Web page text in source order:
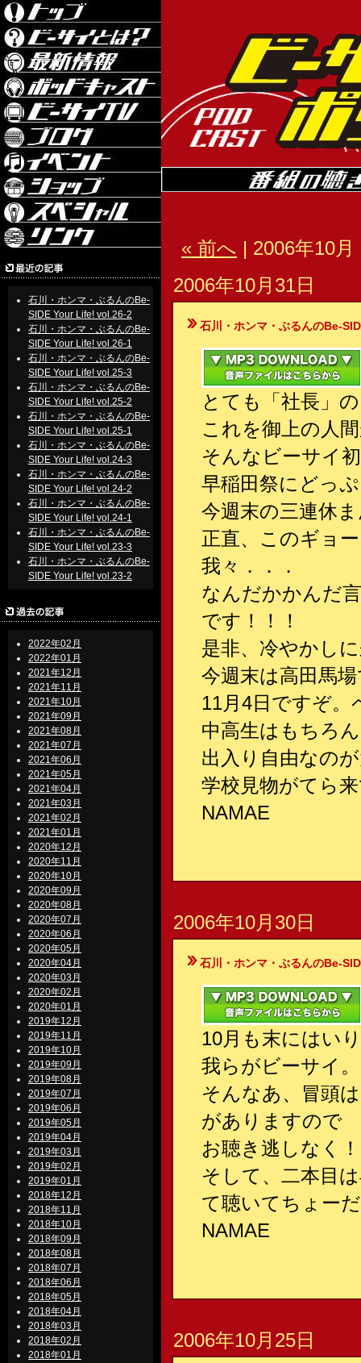
石川・ホンマ・ぶるんのBe-
SIDE Your Life! vol.26-2
石川・ホンマ・ぶるんのBe-
SIDE Your Life! vol.26-1
石川・ホンマ・ぶるんのBe-
SIDE Your Life! vol.25-3
石川・ホンマ・ぶるんのBe-
SIDE Your Life! vol.25-2
石川・ホンマ・ぶるんのBe-
SIDE Your Life! vol.25-1
石川・ホンマ・ぶるんのBe-
SIDE Your Life! vol.24-3
石川・ホンマ・ぶるんのBe-
SIDE Your Life! vol.24-2
石川・ホンマ・ぶるんのBe-
SIDE Your Life! vol.24-1
石川・ホンマ・ぶるんのBe-
SIDE Your Life! vol.23-3
石川・ホンマ・ぶるんのBe-
SIDE Your Life! vol.23-2
2022年02月
2022年01月
2021年12月
2021年11月
2021年10月
2021年09月
2021年08月
2021年07月
2021年06月
2021年05月
2021年04月
2021年03月
2021年02月
2021年01月
2020年12月
2020年11月
2020年10月
2020年09月
2020年08月
2020年07月
2020年06月
2020年05月
2020年04月
2020年03月
2020年02月
2020年01月
2019年12月
2019年11月
2019年10月
2019年09月
2019年08月
2019年07月
2019年06月
2019年05月
2019年04月
2019年03月
2019年02月
2019年01月
2018年12月
2018年11月
2018年10月
2018年09月
2018年08月
2018年07月
2018年06月
2018年05月
2018年04月
2018年03月
2018年02月
2018年01月
« 前へ | 2006年10
2006年10月31日
石川・ホンマ・ぶるんのBe-
とても「社長」
これを御上の人
そんなビーサイ
早稲田祭にどっ
今週末の三連休
正直、このギョ
我々．．．
なんだかかんだ
です！！！
是非、冷やかし
今週末は高田馬
11月4日ですぞ
中高生はもちろ
出入り自由なの
学校見物がてら
NAMAE
2006年10月30日
石川・ホンマ・ぶるんのBe-
10月も末にはい
我らがビーサイ。
そんなあ、冒頭
がありますので
お聴き逃しなく
そして、二本目
て聴いてちょー
NAMAE
2006年10月25日